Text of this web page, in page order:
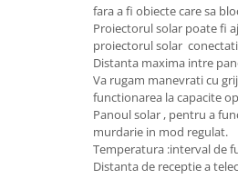
Ţeavă PVC
Corpuri Led lineare
Butuc yala,Broaste usa,Lacat
fara a fi obiecte care sa
Proiectorul solar poate fi
proiectorul solar
Distanta maxima intre
Va rugam manevrati cu
functionarea la capacite
Panoul solar , pentru a
murdarie in mod regulat.
Temperatura :interval de
Distanta de receptie a